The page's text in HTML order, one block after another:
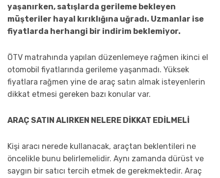
yaşanırken, satışlarda gerileme bekleyen
müşteriler hayal kırıklığına uğradı. Uzmanlar ise
fiyatlarda herhangi bir indirim beklemiyor.
ÖTV matrahında yapılan düzenlemeye rağmen ikinci el
otomobil fiyatlarında gerileme yaşanmadı. Yüksek
fiyatlara rağmen yine de araç satın almak isteyenlerin
dikkat etmesi gereken bazı konular var.
ARAÇ SATIN ALIRKEN NELERE DİKKAT EDİLMELİ
Kişi aracı nerede kullanacak, araçtan beklentileri ne
öncelikle bunu belirlemelidir. Aynı zamanda dürüst ve
saygın bir satıcı tercih etmek de gerekmektedir. Araç